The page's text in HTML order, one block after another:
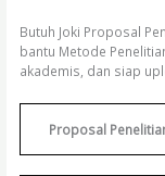
Butuh Joki Proposal
bantu Metode
akademis, dan siap
Proposal